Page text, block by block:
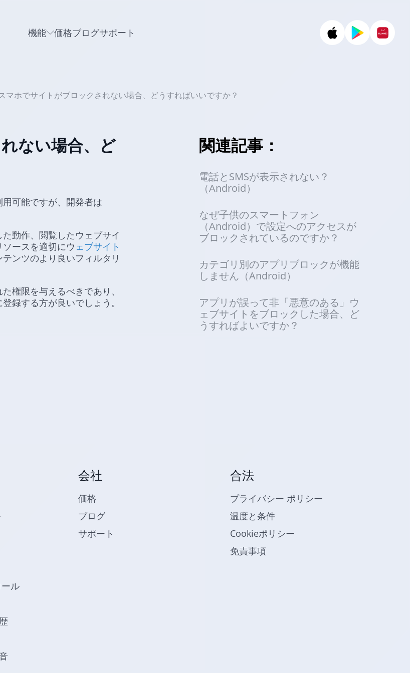
機能 価格ブログサポート
マホでサイトがブロックされない場合、どうすればいいですか？
ない場合、ど
可能ですが、開発者は
動作、閲覧したウェブサイ
ースを適切にウ ェブサイト
ンツのより良いフィルタリ
権限を与えるべきであり、
録する方が良いでしょう。
関連記事：
電話とSMSが表示されない？
（Android）
なぜ子供のスマートフォン
（Android）で設定へのアクセスが
ブロックされているのですか？
カテゴリ別のアプリブロックが機能
しません（Android）
アプリが誤って非「悪意のある」ウ
ェブサイトをブロックした場合、ど
うすればよいですか？
ル
会社
価格
ブログ
サポート
合法
プライバシー ポリシー
温度と条件
Cookieポリシー
免責事項